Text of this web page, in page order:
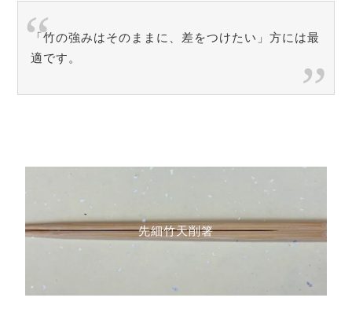
「竹の強みはそのままに、差をつけたい」方には最
適です。
先細竹天削箸